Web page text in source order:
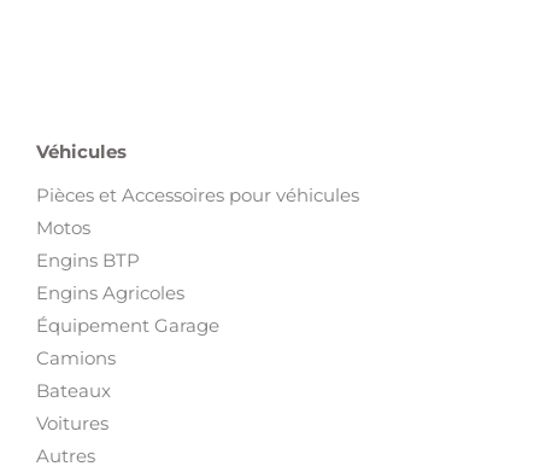
Véhicules
Pièces et Accessoires pour véhicules
Motos
Engins BTP
Engins Agricoles
Équipement Garage
Camions
Bateaux
Voitures
Autres